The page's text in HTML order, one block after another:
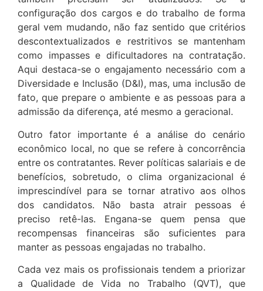
configuração dos cargos e do trabalho de forma
geral vem mudando, não faz sentido que critérios
descontextualizados e restritivos se mantenham
como impasses e dificultadores na contratação.
Aqui destaca-se o engajamento necessário com a
Diversidade e Inclusão (D&I), mas, uma inclusão de
fato, que prepare o ambiente e as pessoas para a
admissão da diferença, até mesmo a geracional.
Outro fator importante é a análise do cenário
econômico local, no que se refere à concorrência
entre os contratantes. Rever políticas salariais e de
benefícios, sobretudo, o clima organizacional é
imprescindível para se tornar atrativo aos olhos
dos candidatos. Não basta atrair pessoas é
preciso retê-las. Engana-se quem pensa que
recompensas financeiras são suficientes para
manter as pessoas engajadas no trabalho.
Cada vez mais os profissionais tendem a priorizar
a Qualidade de Vida no Trabalho (QVT), que